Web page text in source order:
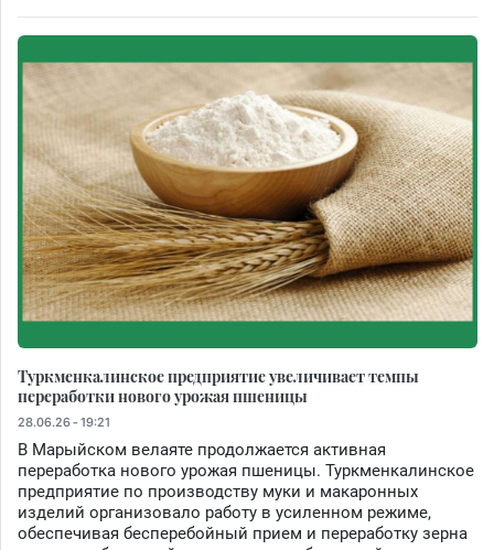
Туркменкалинское предприятие увеличивает темпы
переработки нового урожая пшеницы
28.06.26 - 19:21
В Марыйском велаяте продолжается активная
переработка нового урожая пшеницы. Туркменкалинское
предприятие по производству муки и макаронных
изделий организовало работу в усиленном режиме,
обеспечивая бесперебойный прием и переработку зерна